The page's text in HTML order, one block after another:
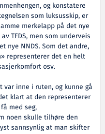
og konstatere
som luksusskip, er
merkelapp på det nye
TFDS, men som underveis
nye NNDS. Som det andre,
representerer det en helt
osv.
inne i ruten, og kunne gå
klart at den representerer
med seg,
noen skulle tilhøre den
sannsynlig at man skifter